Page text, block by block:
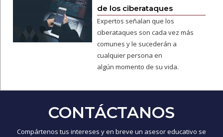
de los ciberataques
Expertos señalan que los
ciberataques son cada vez más
comunes y le sucederán a
cualquier persona en
algún momento de su vida.
CONTÁCTANOS
Compártenos tus intereses y en breve un asesor educativo se